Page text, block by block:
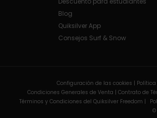
Blog
Quiksilver App
Consejos Surf & Snow
Configuración de las cookies |
Condiciones Generales de Venta | Contrato de
Términos y Condiciones del Quiksilver Freedom |
©